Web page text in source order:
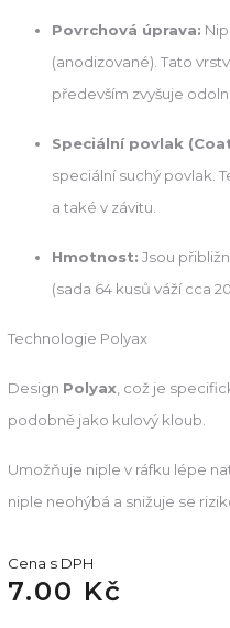
Povrchová úprava:
(anodizované). Tato
především zvyšuje
Speciální povlak
speciální suchý povlak.
a také v závitu.
Hmotnost: Jsou
(sada 64 kusů váží cca
Technologie Polyax
Design Polyax, což je
podobně jako kulový kloub.
Umožňuje niple v ráfku lépe
niple neohýbá a snižuje se
Cena s DPH
7.00 Kč